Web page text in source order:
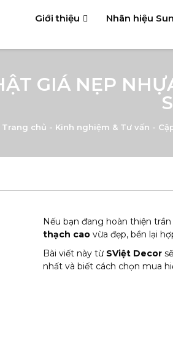
Giới thiệu Nhãn hiệu
GIÁ NẸP
Trang chủ - Kinh nghiệm & Tư vấn -
Nếu bạn đang hoàn thiện
thạch cao vừa đẹp, bền lại
Bài viết này từ SViệt Decor
nhất và biết cách chọn mua